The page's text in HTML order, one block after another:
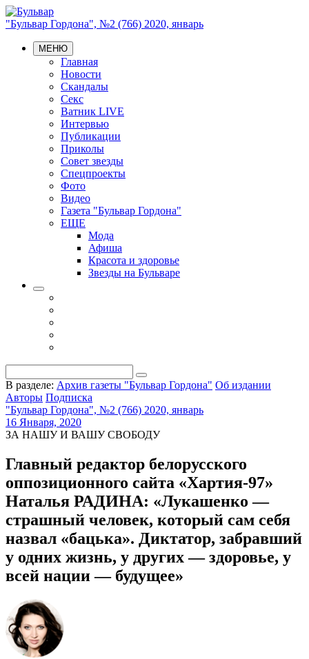
"Бульвар Гордона", №2 (766) 2020, январь
МЕНЮ
Главная
Новости
Скандалы
Секс
Ватник LIVE
Интервью
Публикации
Приколы
Совет звезды
Спецпроекты
Фото
Видео
Газета "Бульвар Гордона"
ЕЩЕ
Мода
Афиша
Красота и здоровье
Звезды на Бульваре
В разделе: Архив газеты "Бульвар Гордона" Об издании
Авторы Подписка
"Бульвар Гордона", №2 (766) 2020, январь
16 Января, 2020
ЗА НАШУ И ВАШУ СВОБОДУ
Главный редактор белорусского
оппозиционного сайта «Хартия-97»
Наталья РАДИНА: «Лукашенко —
страшный человек, который сам себя
назвал «бацька». Диктатор, забравший
у одних жизнь, у других — здоровье, у
всей нации — будущее»